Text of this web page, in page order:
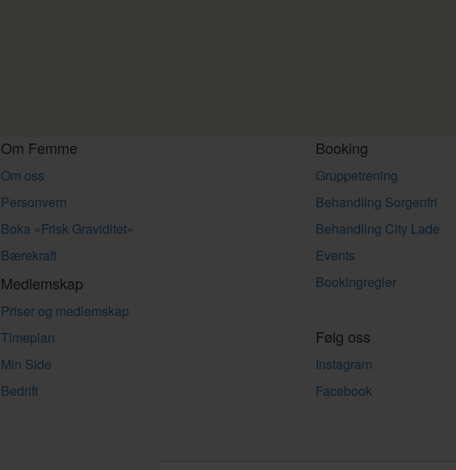
Om Femme
Om oss
Personvern
Boka «Frisk Graviditet»
Bærekraft
Medlemskap
Priser og medlemskap
Timeplan
Min Side
Bedrift
Booking
Gruppetrening
Behandling Sorgenfri
Behandling City Lade
Events
Bookingregler
Følg oss
Instagram
Facebook